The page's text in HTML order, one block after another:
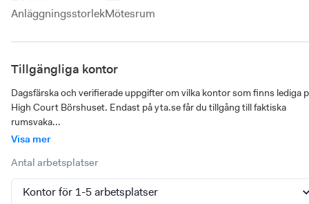
AnläggningsstorlekMötesrum
Tillgängliga kontor
Dagsfärska och verifierade uppgifter om vilka kontor som finns lediga
High Court Börshuset. Endast på yta.se får du tillgång till faktiska
rumsvaka...
Visa mer
Antal arbetsplatser